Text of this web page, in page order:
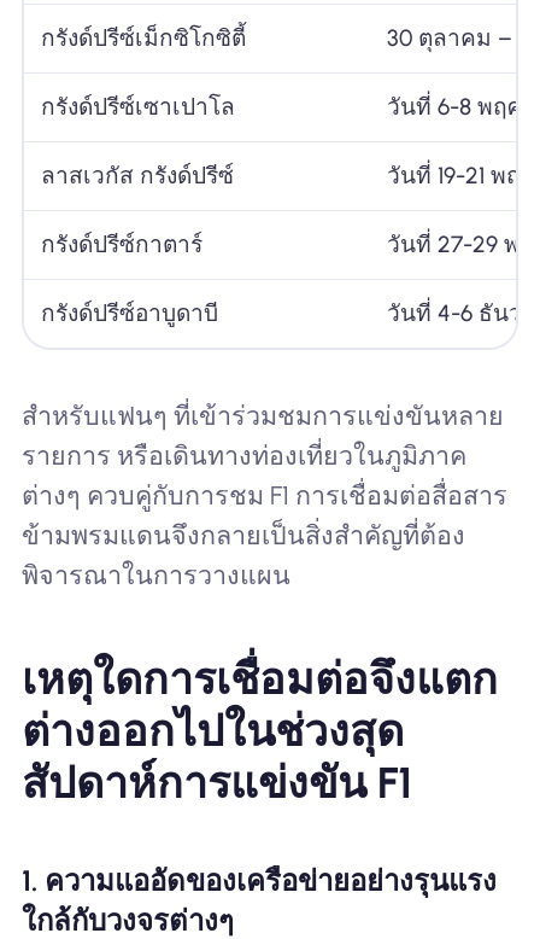
กรังด์ปรีซ์เม็กซิโกซิตี้ 30 ตุลาคม – 1
กรังด์ปรีซ์เซาเปาโล วันที่ 6-8 พฤศ
ลาสเวกัส กรังด์ปรีซ์ วันที่ 19-21 พฤ
กรังด์ปรีซ์กาตาร์ วันที่ 27-29 พ
กรังด์ปรีซ์อาบูดาบี วันที่ 4-6 ธันว
สำหรับแฟนๆ ที่เข้าร่วมชมการแข่งขันหลาย
รายการ หรือเดินทางท่องเที่ยวในภูมิภาค
ต่างๆ ควบคู่กับการชม F1 การเชื่อมต่อสื่อสาร
ข้ามพรมแดนจึงกลายเป็นสิ่งสำคัญที่ต้อง
พิจารณาในการวางแผน
เหตุใดการเชื่อมต่อจึงแตก
ต่างออกไปในช่วงสุด
สัปดาห์การแข่งขัน F1
1. ความแออัดของเครือข่ายอย่างรุนแรง
ใกล้กับวงจรต่างๆ